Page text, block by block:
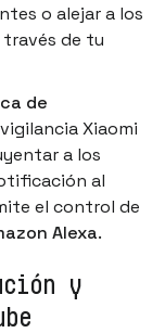
o alejar a los
través de tu
de
Xiaomi
a los
al
el control de
Alexa.
y